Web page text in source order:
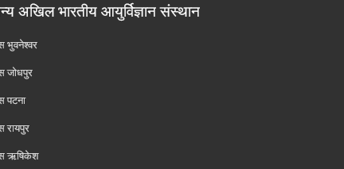
अखिल भारतीय आयुर्विज्ञान संस्थान
भुवनेश्वर
जोधपुर
पटना
रायपुर
ऋषिकेश